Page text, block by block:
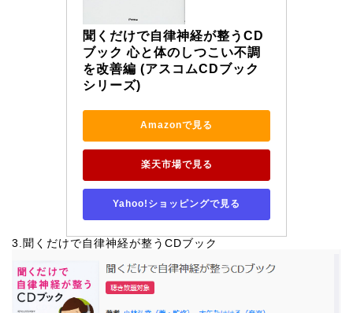
聞くだけで自律神経が整うCD
ブック 心と体のしつこい不調
を改善編 (アスコムCDブック
シリーズ)
Amazonで見る
楽天市場で見る
Yahoo!ショッピングで見る
3.聞くだけで自律神経が整うCDブック